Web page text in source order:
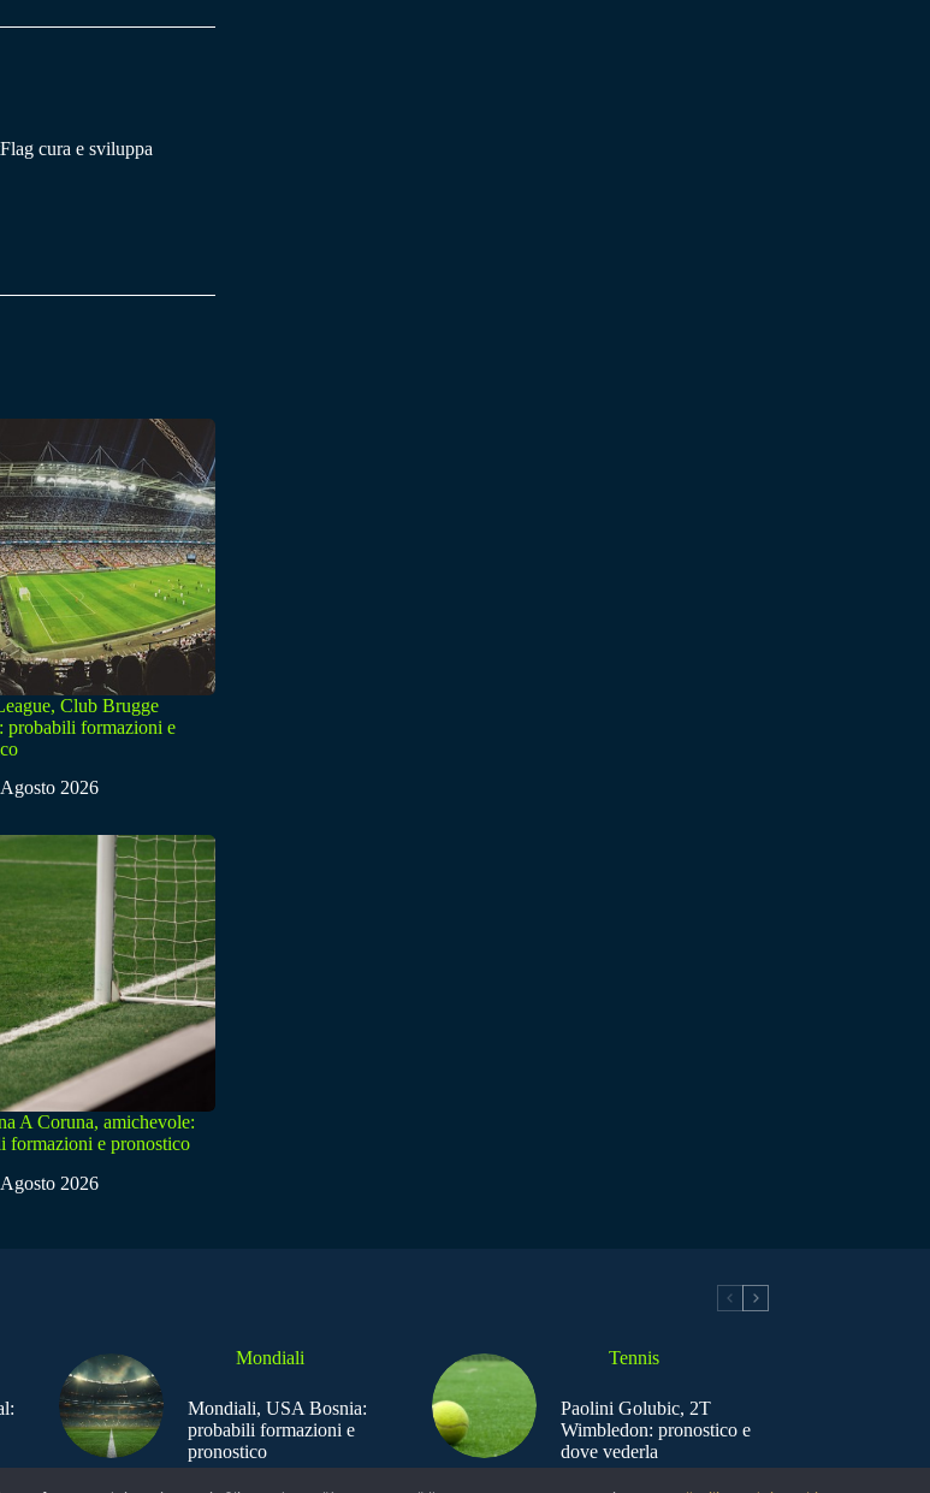
cura e sviluppa
Club Brugge
probabili formazioni e
2026
A Coruna, amichevole:
formazioni e pronostico
2026
Mondiali
Mondiali, USA Bosnia:
probabili formazioni e
pronostico
Tennis
Paolini Golubic, 2T
Wimbledon: pronostico e
dove vederla